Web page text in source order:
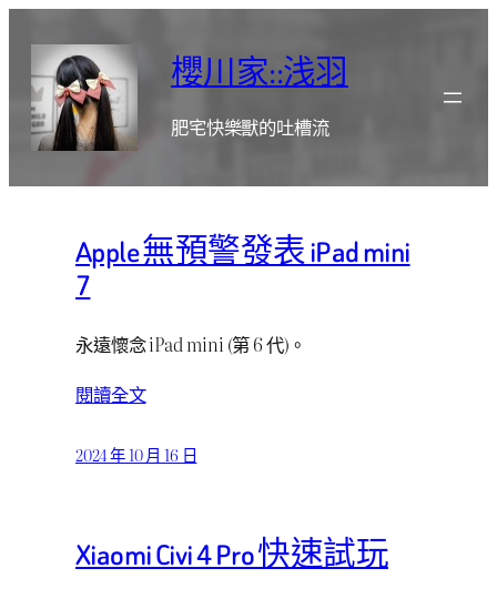
櫻川家::浅羽
肥宅快樂獸的吐槽流
Apple 無預警發表 iPad mini
7
永遠懷念 iPad mini (第 6 代)。
閱讀全文
2024 年 10 月 16 日
Xiaomi Civi 4 Pro 快速試玩